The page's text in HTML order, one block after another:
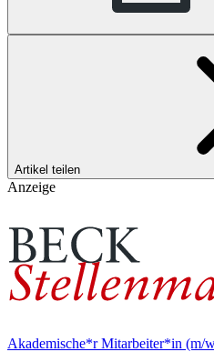
Artikel teilen
Anzeige
Akademische*r Mitarbeiter*in (m/